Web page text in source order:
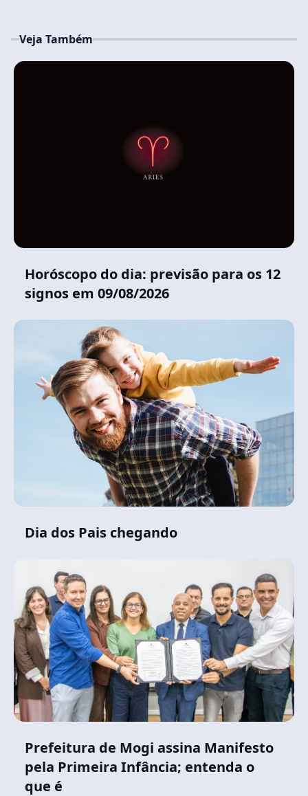
Veja Também
Horóscopo do dia: previsão para os 12
signos em 09/08/2026
Dia dos Pais chegando
Prefeitura de Mogi assina Manifesto
pela Primeira Infância; entenda o
que é